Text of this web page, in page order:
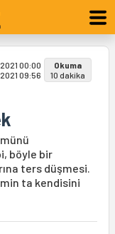
00:00
09:56
Okuma
10 dakika
böyle bir
ters düşmesi.
ta kendisini